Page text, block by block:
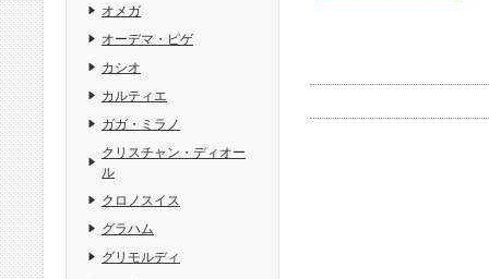
オメガ
オーデマ・ピゲ
カシオ
カルティエ
ガガ・ミラノ
クリスチャン・ディオー
ル
クロノスイス
グラハム
グリモルディ